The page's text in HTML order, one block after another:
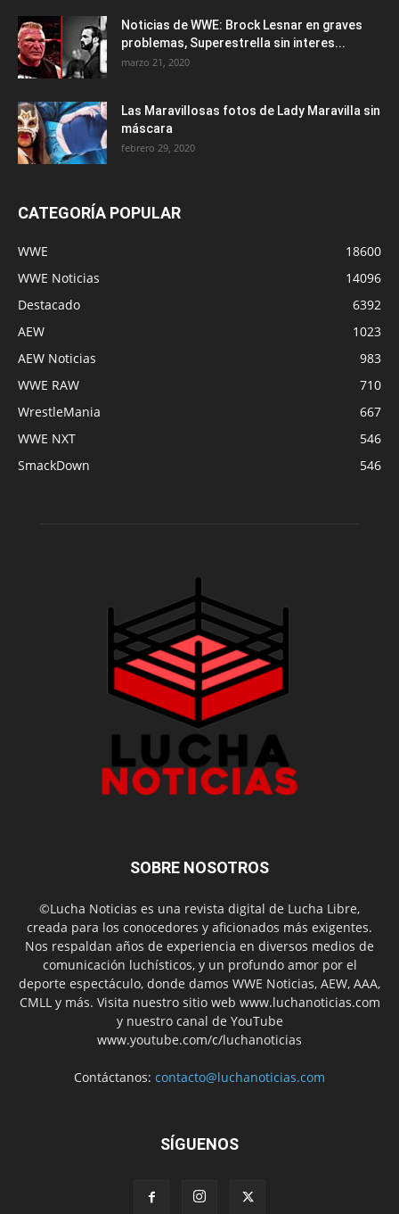
Noticias de WWE: Brock Lesnar en graves
problemas, Superestrella sin interes...
marzo 21, 2020
Las Maravillosas fotos de Lady Maravilla sin
máscara
febrero 29, 2020
CATEGORÍA POPULAR
WWE
18600
WWE Noticias
14096
Destacado
6392
AEW
1023
AEW Noticias
983
WWE RAW
710
WrestleMania
667
WWE NXT
546
SmackDown
546
SOBRE NOSOTROS
©Lucha Noticias es una revista digital de Lucha Libre,
creada para los conocedores y aficionados más exigentes.
Nos respaldan años de experiencia en diversos medios de
comunicación luchísticos, y un profundo amor por el
deporte espectáculo, donde damos WWE Noticias, AEW, AAA,
CMLL y más. Visita nuestro sitio web www.luchanoticias.com
y nuestro canal de YouTube
www.youtube.com/c/luchanoticias
Contáctanos: contacto@luchanoticias.com
SÍGUENOS